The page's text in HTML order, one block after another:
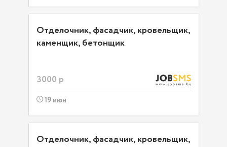
Отделочник, фасадчик, кровельщик,
каменщик, бетонщик
3000 р
19 июн
Отделочник, фасадчик, кровельщик,